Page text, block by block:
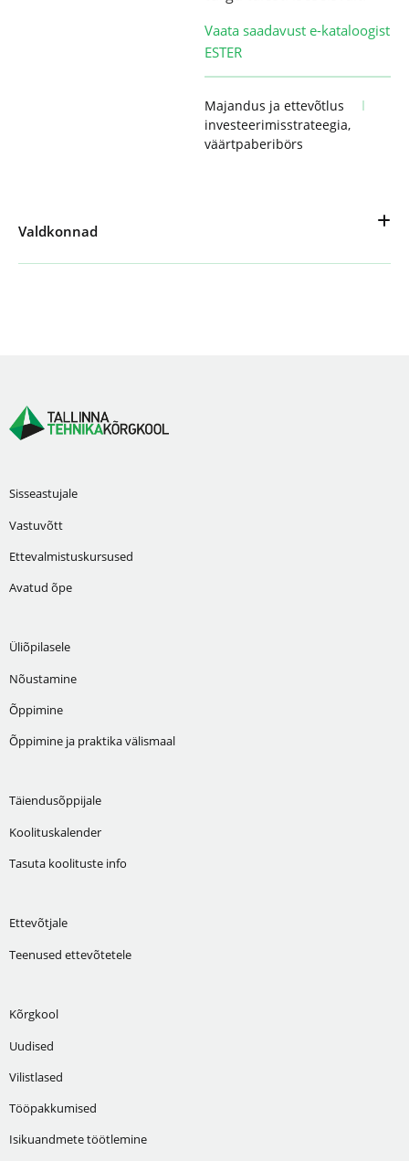
Vaata saadavust e-kataloogist
ESTER
Majandus ja ettevõtlus
investeerimisstrateegia,
väärtpaberibörs
Valdkonnad
Sisseastujale
Vastuvõtt
Ettevalmistuskursused
Avatud õpe
Üliõpilasele
Nõustamine
Õppimine
Õppimine ja praktika välismaal
Täiendusõppijale
Koolituskalender
Tasuta koolituste info
Ettevõtjale
Teenused ettevõtetele
Kõrgkool
Uudised
Vilistlased
Tööpakkumised
Isikuandmete töötlemine